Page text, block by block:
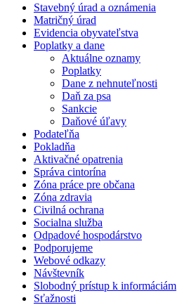
Stavebný úrad a oznámenia
Matričný úrad
Evidencia obyvateľstva
Poplatky a dane
Aktuálne oznamy
Poplatky
Dane z nehnuteľnosti
Daň za psa
Sankcie
Daňové úľavy
Podateľňa
Pokladňa
Aktivačné opatrenia
Správa cintorína
Zóna práce pre občana
Zóna zdravia
Civilná ochrana
Socialna služba
Odpadové hospodárstvo
Podporujeme
Webové odkazy
Návštevník
Slobodný prístup k informáciám
Sťažnosti